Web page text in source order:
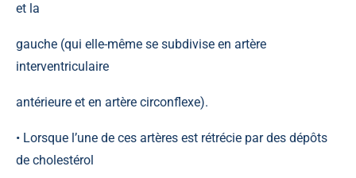
et la
gauche (qui elle-même se subdivise en artère
interventriculaire
antérieure et en artère circonflexe).
• Lorsque l’une de ces artères est rétrécie par des dépôts
de cholestérol